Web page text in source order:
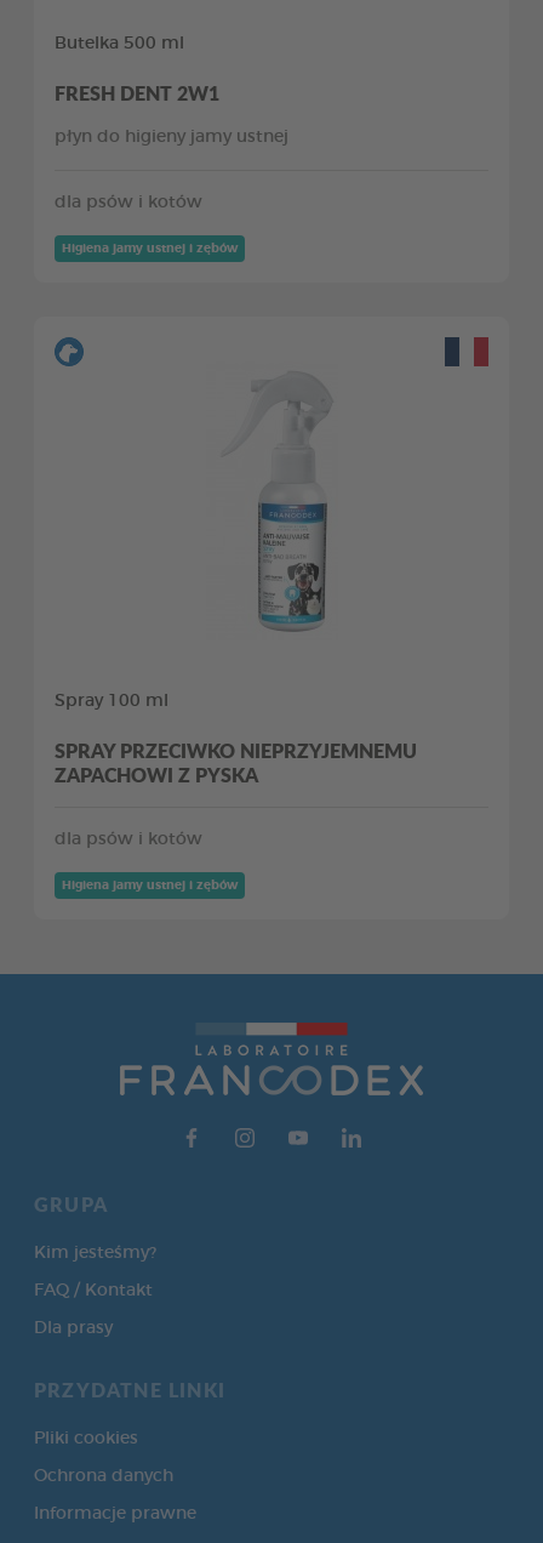
Butelka 500 ml
FRESH DENT 2W1
płyn do higieny jamy ustnej
dla psów i kotów
Higiena jamy ustnej i zębów
Spray 100 ml
SPRAY PRZECIWKO NIEPRZYJEMNEMU
ZAPACHOWI Z PYSKA
dla psów i kotów
Higiena jamy ustnej i zębów
GRUPA
Kim jesteśmy?
FAQ / Kontakt
Dla prasy
PRZYDATNE LINKI
Pliki cookies
Ochrona danych
Informacje prawne